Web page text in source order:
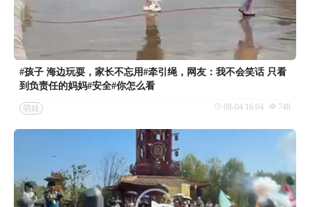
#孩子 海边玩耍，家长不忘用#牵引绳，网友：我不会笑话 只看
到负责任的妈妈#安全#你怎么看
萌娃 08-04 16:04 748